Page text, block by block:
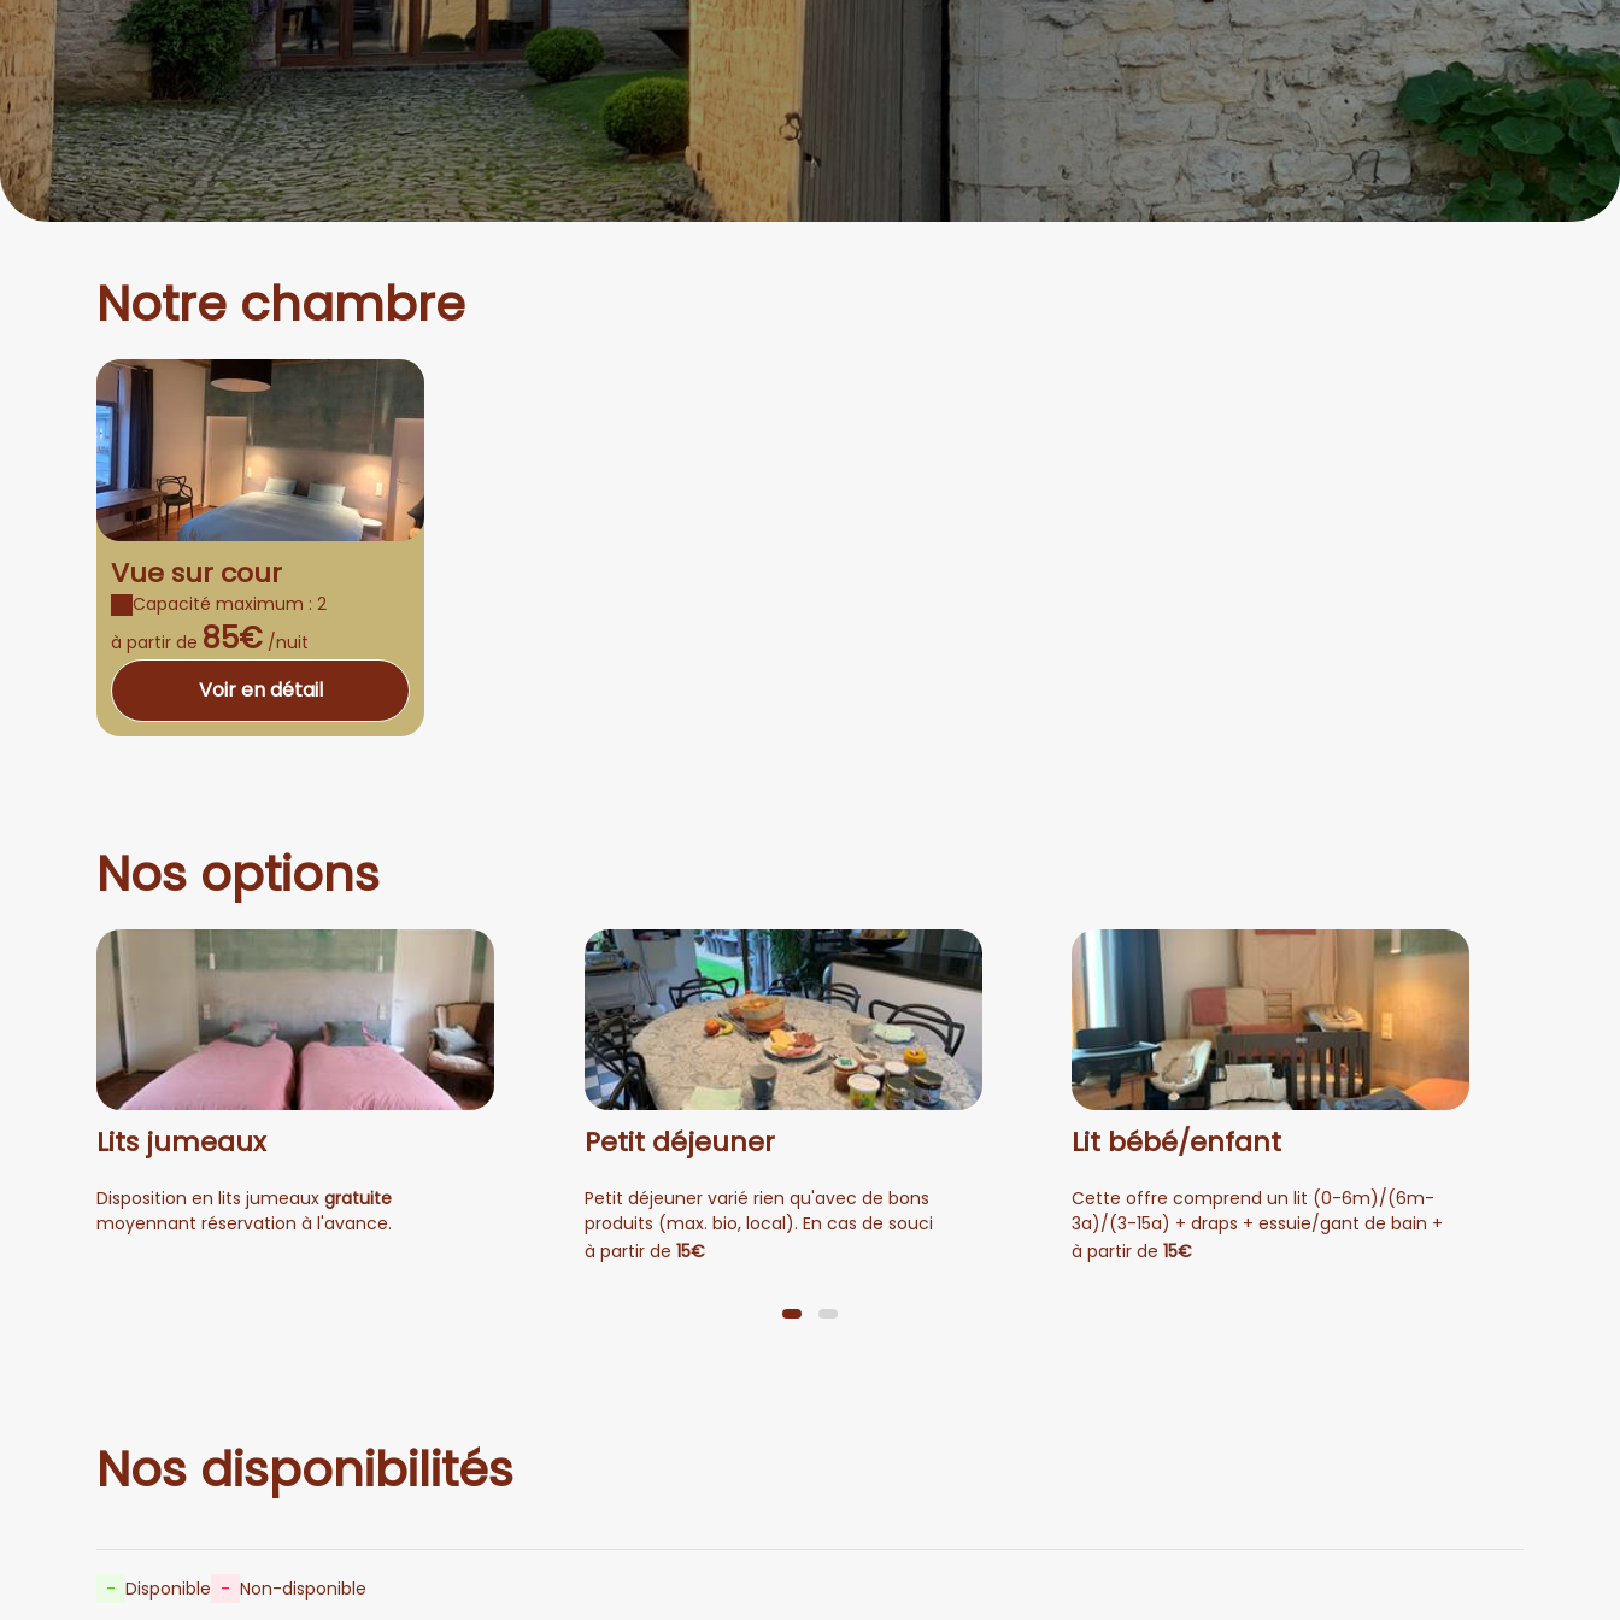
Notre chambre
Vue sur cour
Capacité maximum : 2
à partir de 85€ /nuit
Voir en détail
Nos options
Lits jumeaux
Disposition en lits jumeaux gratuite
moyennant réservation à l'avance.
Petit déjeuner
Petit déjeuner varié rien qu'avec de bons
produits (max. bio, local). En cas de souci
d'allergie, faites-le nous savoir, nous ferons de
à partir de 15€
Lit bébé/enfant
Cette offre comprend un lit (0-6m)/(6m-
3a)/(3-15a) + draps + essuie/gant de bain +
chaise TripTrap avec accessoires + coussin à
à partir de 15€
Nos disponibilités
- Disponible - Non-disponible